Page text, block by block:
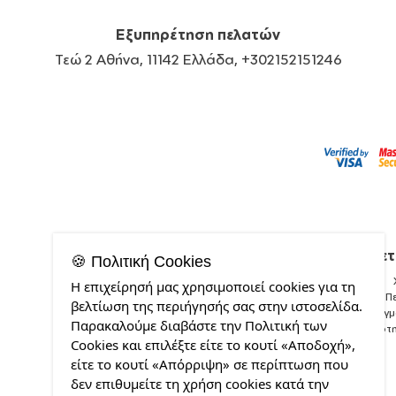
Εξυπηρέτηση πελατών
Τεώ 2 Αθήνα, 11142 Ελλάδα, +302152151246
🍪 Πολιτική Cookies
Η επιχείρησή μας χρησιμοποιεί cookies για τη
βελτίωση της περιήγησής σας στην ιστοσελίδα.
Παρακαλούμε διαβάστε την Πολιτική των
Cookies και επιλέξτε είτε το κουτί «Αποδοχή»,
είτε το κουτί «Απόρριψη» σε περίπτωση που
δεν επιθυμείτε τη χρήση cookies κατά την